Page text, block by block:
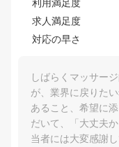
求人満足度
対応の早さ
しばらくマッサー
が、業界に戻りた
あること、希望に
だいて、「大丈夫
当者には大変感謝し